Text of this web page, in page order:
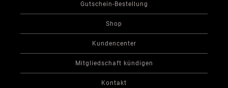
Gutschein-Bestellung
Shop
Kundencenter
Mitgliedschaft kündigen
Kontakt